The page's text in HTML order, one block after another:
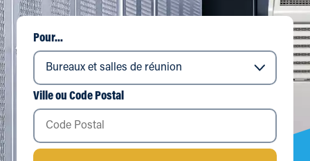
Pour...
Ville ou Code Postal